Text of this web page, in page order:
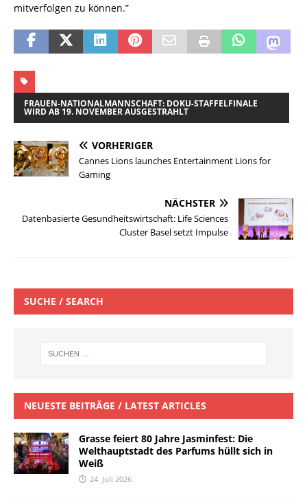
mitverfolgen zu können.”
FRAUEN-NATIONALMANNSCHAFT: DOKU-STAFFELFINALE
WIRD AB 19. NOVEMBER AUSGESTRAHLT
VORHERIGER
Cannes Lions launches Entertainment Lions for
Gaming
NÄCHSTER
Datenbasierte Gesundheitswirtschaft: Life Sciences
Cluster Basel setzt Impulse
SUCHE / SEARCH
NEUESTE BEITRÄGE / LATEST ARTICLES
Grasse feiert 80 Jahre Jasminfest: Die
Welthauptstadt des Parfums hüllt sich in
Weiß
24. Juli 2026